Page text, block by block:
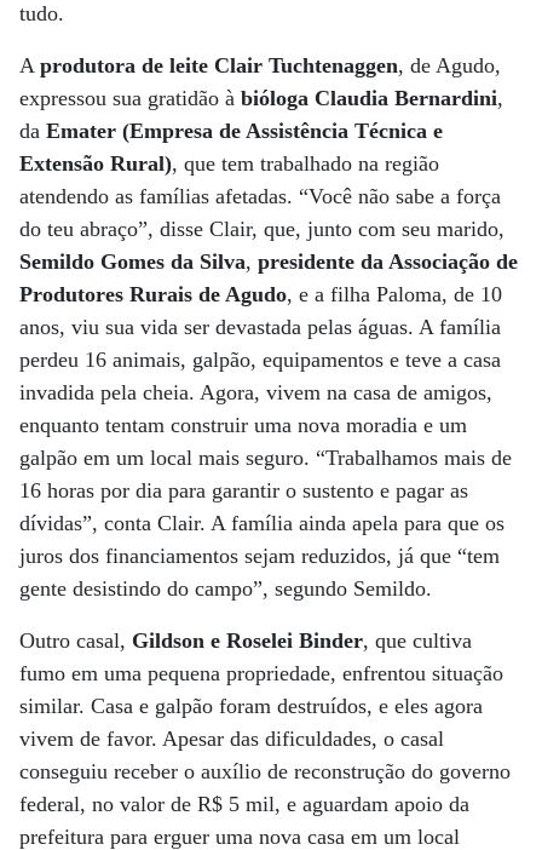
tudo.
A produtora de leite Clair Tuchtenaggen, de Agudo,
expressou sua gratidão à bióloga Claudia Bernardini,
da Emater (Empresa de Assistência Técnica e
Extensão Rural), que tem trabalhado na região
atendendo as famílias afetadas. “Você não sabe a força
do teu abraço”, disse Clair, que, junto com seu marido,
Semildo Gomes da Silva, presidente da Associação de
Produtores Rurais de Agudo, e a filha Paloma, de 10
anos, viu sua vida ser devastada pelas águas. A família
perdeu 16 animais, galpão, equipamentos e teve a casa
invadida pela cheia. Agora, vivem na casa de amigos,
enquanto tentam construir uma nova moradia e um
galpão em um local mais seguro. “Trabalhamos mais de
16 horas por dia para garantir o sustento e pagar as
dívidas”, conta Clair. A família ainda apela para que os
juros dos financiamentos sejam reduzidos, já que “tem
gente desistindo do campo”, segundo Semildo.
Outro casal, Gildson e Roselei Binder, que cultiva
fumo em uma pequena propriedade, enfrentou situação
similar. Casa e galpão foram destruídos, e eles agora
vivem de favor. Apesar das dificuldades, o casal
conseguiu receber o auxílio de reconstrução do governo
federal, no valor de R$ 5 mil, e aguardam apoio da
prefeitura para erguer uma nova casa em um local